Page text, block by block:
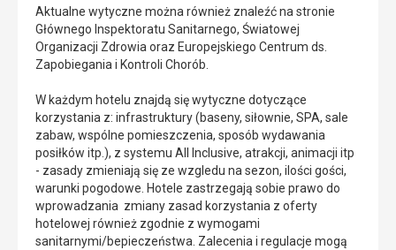
Aktualne wytyczne można również znaleźć na stronie
Głównego Inspektoratu Sanitarnego, Światowej
Organizacji Zdrowia oraz Europejskiego Centrum ds.
Zapobiegania i Kontroli Chorób.
W każdym hotelu znajdą się wytyczne dotyczące
korzystania z: infrastruktury (baseny, siłownie, SPA, sale
zabaw, wspólne pomieszczenia, sposób wydawania
posiłków itp.), z systemu All Inclusive, atrakcji, animacji itp
- zasady zmieniają się ze wzgledu na sezon, ilości gości,
warunki pogodowe. Hotele zastrzegają sobie prawo do
wprowadzania zmiany zasad korzystania z oferty
hotelowej również zgodnie z wymogami
sanitarnymi/bepieczeństwa. Zalecenia i regulacje mogą